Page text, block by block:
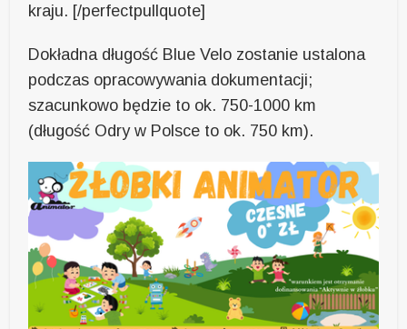
kraju. [/perfectpullquote]
Dokładna długość Blue Velo zostanie ustalona
podczas opracowywania dokumentacji;
szacunkowo będzie to ok. 750-1000 km
(długość Odry w Polsce to ok. 750 km).